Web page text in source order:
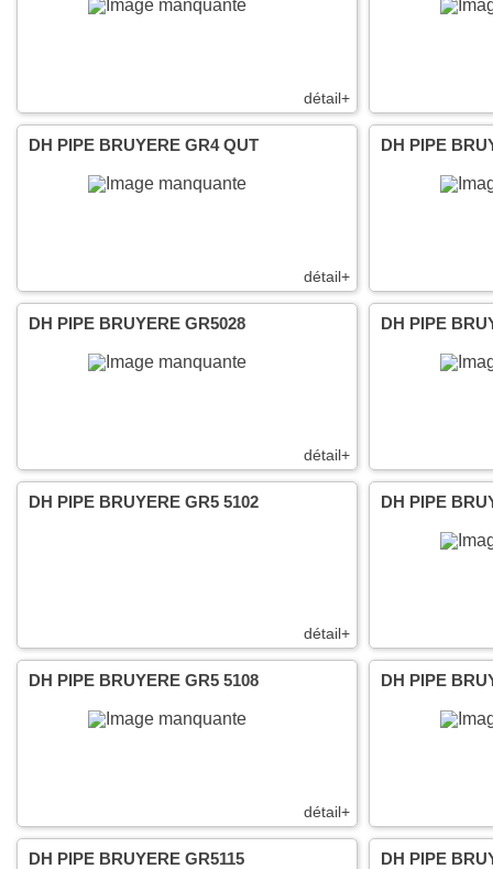
détail+
détail+
DH PIPE BRUYERE GR4 QUT DH PIPE
détail+
DH PIPE BRUYERE GR5028 DH PIPE
détail+
DH PIPE BRUYERE GR5 5102 DH PIPE
détail+
DH PIPE BRUYERE GR5 5108 DH PIPE
DH PIPE BRUYERE GR5115 DH PIPE